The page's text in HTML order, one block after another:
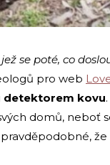
se poté, co
pro web
detektorem kovu
domů, neboť